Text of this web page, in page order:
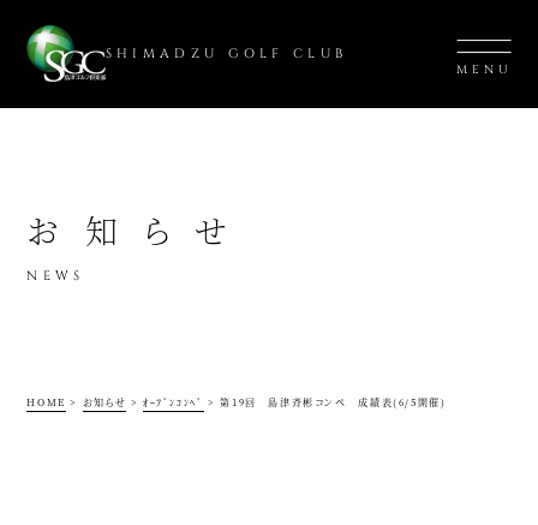
SHIMADZU GOLF CLUB
MENU
お知らせ
NEWS
HOME > お知らせ > ｵｰﾌﾟﾝｺﾝﾍﾟ >第19回 島津斉彬コンペ 成績表(6/5開催)